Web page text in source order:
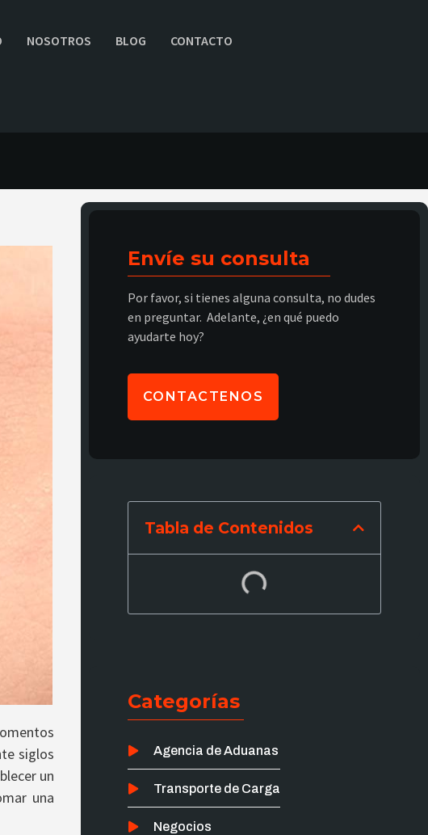
NOSOTROS BLOG CONTACTO
siglos
un
una
Envíe su consulta
Por favor, si tienes alguna consulta, no dudes
en preguntar. Adelante, ¿en qué puedo
ayudarte hoy?
CONTACTENOS
Tabla de Contenidos
Categorías
Agencia de Aduanas
Transporte de Carga
Negocios